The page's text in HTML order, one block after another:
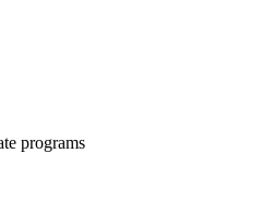
programs